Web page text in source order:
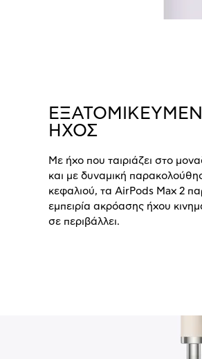
ΗΧΟΣ
Με ήχο που ταιριάζει στο
και με δυναμική
κεφαλιού, τα AirPods Max 2
εμπειρία ακρόασης ήχου
σε περιβάλλει.